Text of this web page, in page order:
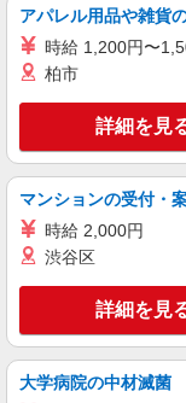
携
+
万円支給
ィ
+゜
キープ
紹介予定派遣
株式会社シエロ
【
残
+
万円支給
アパレル用品や雑貨
時給 1,200円〜
柏市
詳細を見
マンションの受付・
時給 2,000円
渋谷区
詳細を見
大学病院の中材滅菌